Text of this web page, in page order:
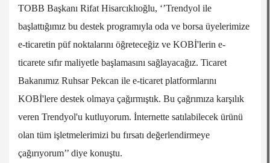
TOBB Başkanı Rifat Hisarcıklıoğlu, ‘’Trendyol ile
başlattığımız bu destek programıyla oda ve borsa üyelerimize
e-ticaretin püf noktalarını öğreteceğiz ve KOBİ'lerin e-
ticarete sıfır maliyetle başlamasını sağlayacağız. Ticaret
Bakanımız Ruhsar Pekcan ile e-ticaret platformlarını
KOBİ'lere destek olmaya çağırmıştık. Bu çağrımıza karşılık
veren Trendyol'u kutluyorum. İnternette satılabilecek ürünü
olan tüm işletmelerimizi bu fırsatı değerlendirmeye
çağırıyorum’’ diye konuştu.